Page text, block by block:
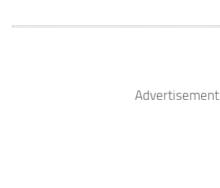
Advertisement